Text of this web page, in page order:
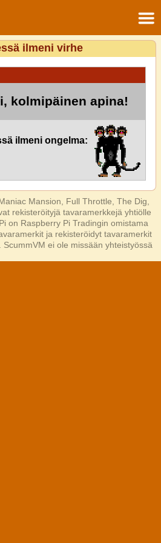
ilmeni virhe
kolmipäinen apina!
ilmeni ongelma:
Mansion, Full Throttle, The Dig,
rekisteröityjä tavaramerkkejä yhtiölle
on Raspberry Pi Tradingin omistama
ja rekisteröidyt tavaramerkit
ei ole missään yhteistyössä